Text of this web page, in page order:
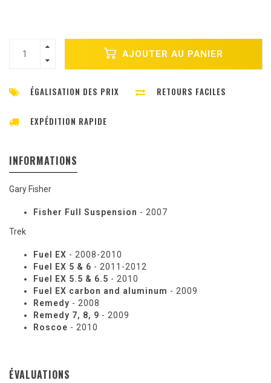
AJOUTER AU PANIER
ÉGALISATION DES PRIX RETOURS FACILES
EXPÉDITION RAPIDE
INFORMATIONS
Gary Fisher
Fisher Full Suspension - 2007
Trek
Fuel EX - 2008-2010
Fuel EX 5 & 6 - 2011-2012
Fuel EX 5.5 & 6.5 - 2010
Fuel EX carbon and aluminum - 2009
Remedy - 2008
Remedy 7, 8, 9 - 2009
Roscoe - 2010
ÉVALUATIONS